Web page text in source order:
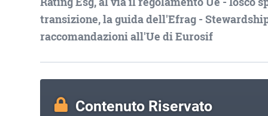
transizione, la guida dell'Efrag -
raccomandazioni all'Ue di Eurosif
Contenuto Riservato